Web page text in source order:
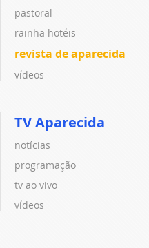
pastoral
rainha hotéis
revista de aparecida
vídeos
TV Aparecida
notícias
programação
tv ao vivo
vídeos